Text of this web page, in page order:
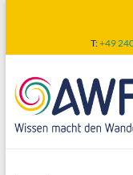
content
T:+49